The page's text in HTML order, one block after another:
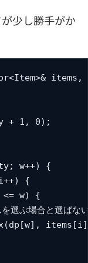
少し勝手がか
+ 1, 0);
w++) {
{
<= w) {
ぶ場合と選ばな